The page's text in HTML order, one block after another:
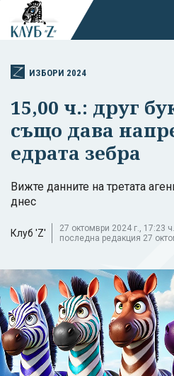
ИЗБОРИ 2024
15,00 ч.: друг
също дава
едрата зебра
Вижте данните на третата
днес
Клуб 'Z'
27 октомври 2024 г., 17:23 ч.
последна редакция 27